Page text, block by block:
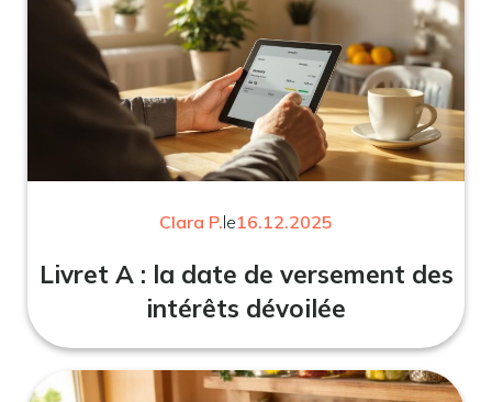
Clara P.le16.12.2025
Livret A : la date de versement des
intérêts dévoilée